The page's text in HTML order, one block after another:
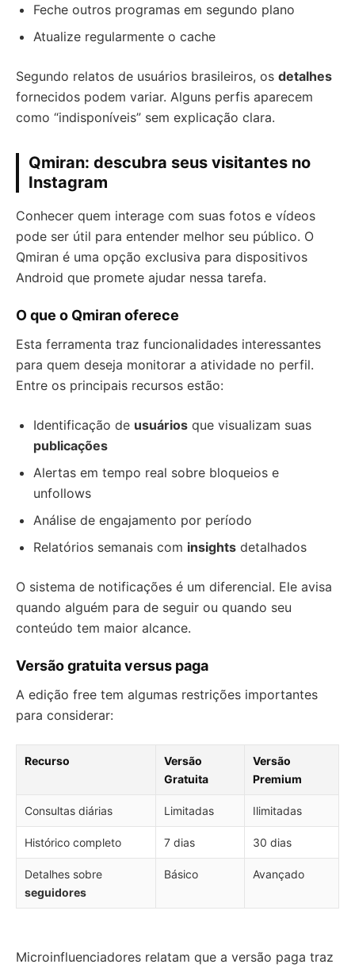
Feche outros programas em segundo plano
Atualize regularmente o cache
Segundo relatos de usuários brasileiros, os detalhes
fornecidos podem variar. Alguns perfis aparecem
como “indisponíveis” sem explicação clara.
Qmiran: descubra seus visitantes no
Instagram
Conhecer quem interage com suas fotos e vídeos
pode ser útil para entender melhor seu público. O
Qmiran é uma opção exclusiva para dispositivos
Android que promete ajudar nessa tarefa.
O que o Qmiran oferece
Esta ferramenta traz funcionalidades interessantes
para quem deseja monitorar a atividade no perfil.
Entre os principais recursos estão:
Identificação de usuários que visualizam suas
publicações
Alertas em tempo real sobre bloqueios e
unfollows
Análise de engajamento por período
Relatórios semanais com insights detalhados
O sistema de notificações é um diferencial. Ele avisa
quando alguém para de seguir ou quando seu
conteúdo tem maior alcance.
Versão gratuita versus paga
A edição free tem algumas restrições importantes
para considerar:
Recurso
Versão
Gratuita
Versão
Premium
Consultas diárias Limitadas Ilimitadas
Histórico completo 7 dias 30 dias
Detalhes sobre
seguidores
Básico Avançado
Microinfluenciadores relatam que a versão paga traz